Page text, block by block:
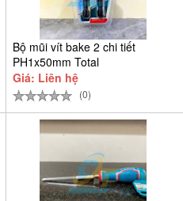
Bộ mũi vít bake 2 chi tiết
PH1x50mm Total
TACIM71PH150
Giá: Liên hệ
(0)